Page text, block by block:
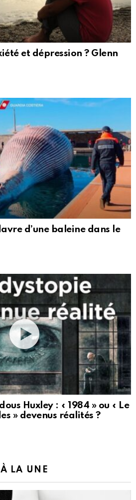
et dépression ? Glenn
d’une baleine dans le
Huxley : « 1984 » ou « Le
» devenus réalités ?
À LA UNE